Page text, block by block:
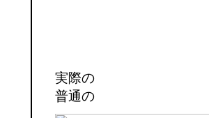
実際の
普通の